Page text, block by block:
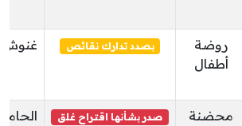
روضة
أطفال
بصدد تدارك نقائص غنوش
محضنة
صدر بشأنها اقتراح غلق
الحامة